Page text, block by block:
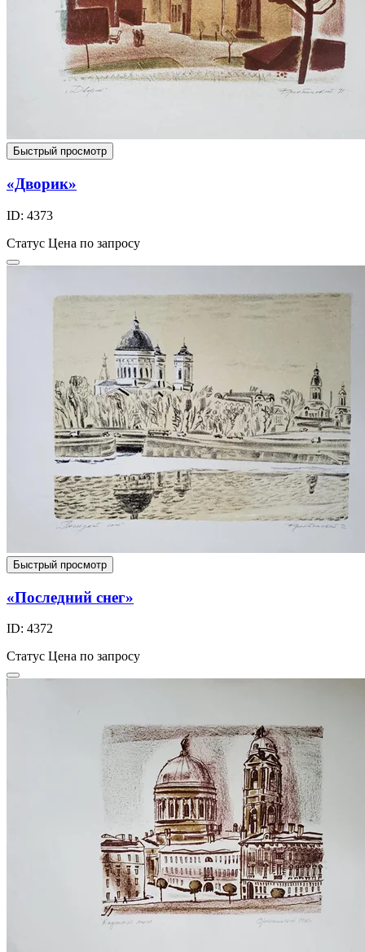
Быстрый просмотр
«Дворик»
ID: 4373
Статус Цена по запросу
Быстрый просмотр
«Последний снег»
ID: 4372
Статус Цена по запросу